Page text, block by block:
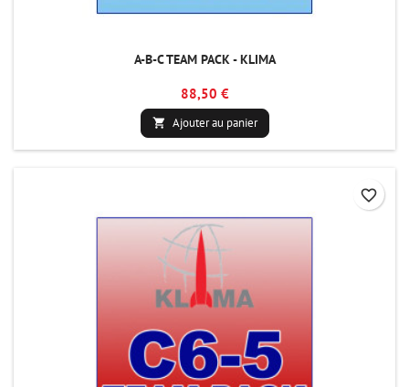
A-B-C TEAM PACK - KLIMA
88,50 €
 Ajouter au panier
favorite_border